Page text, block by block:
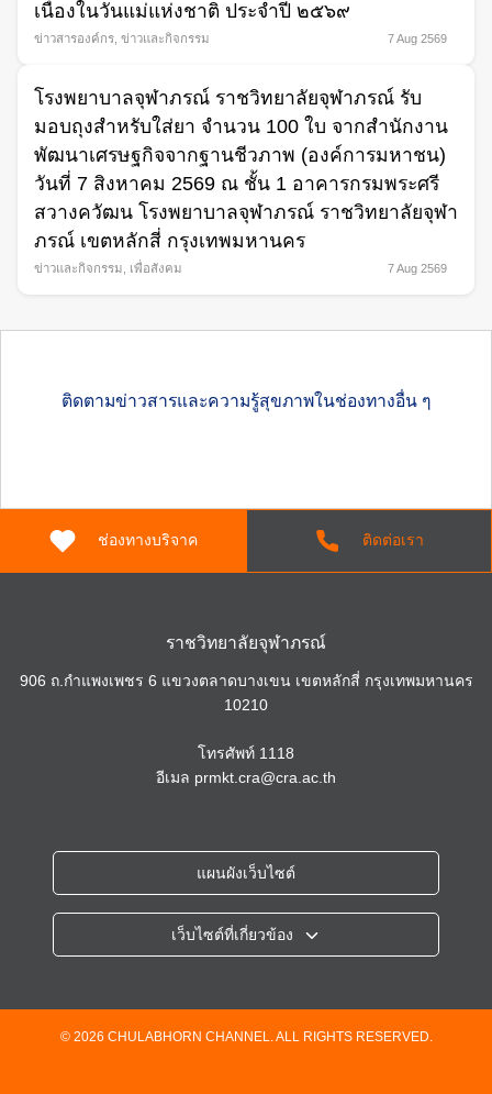
เนื่องในวันแม่แห่งชาติ ประจำปี ๒๕๖๙
ข่าวสารองค์กร, ข่าวและกิจกรรม 7 Aug 2569
โรงพยาบาลจุฬาภรณ์ ราชวิทยาลัยจุฬาภรณ์ รับ
มอบถุงสำหรับใส่ยา จำนวน 100 ใบ จากสำนักงาน
พัฒนาเศรษฐกิจจากฐานชีวภาพ (องค์การมหาชน)
วันที่ 7 สิงหาคม 2569 ณ ชั้น 1 อาคารกรมพระศรี
สวางควัฒน โรงพยาบาลจุฬาภรณ์ ราชวิทยาลัยจุฬา
ภรณ์ เขตหลักสี่ กรุงเทพมหานคร
ข่าวและกิจกรรม เพื่อสังคม 7 Aug 2569
ติดตามข่าวสารและความรู้สุขภาพในช่องทางอื่น ๆ
ช่องทางบริจาค ติดต่อเรา
ราชวิทยาลัยจุฬาภรณ์
906 ถ.กำแพงเพชร 6 แขวงตลาดบางเขน เขตหลักสี่ กรุงเทพมหานคร
10210
โทรศัพท์ 1118
อีเมล prmkt.cra@cra.ac.th
แผนผังเว็บไซต์
เว็บไซต์ที่เกี่ยวข้อง
โรงพยาบาลจุฬาภรณ์
วิทยาลัยวิทยาศาสตร์การแพทย์เจ้าฟ้าจุฬาภรณ์
© 2026 CHULABHORN CHANNEL. ALL RIGHTS RESERVED.